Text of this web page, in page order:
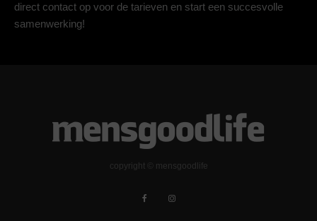
direct contact op voor de tarieven en start een succesvolle
samenwerking!
copyright © mensgoodlife